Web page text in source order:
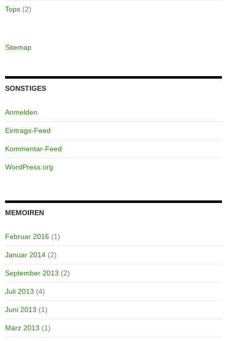
Tops (2)
Sitemap
SONSTIGES
Anmelden
Eintrags-Feed
Kommentar-Feed
WordPress.org
MEMOIREN
Februar 2016 (1)
Januar 2014 (2)
September 2013 (2)
Juli 2013 (4)
Juni 2013 (1)
März 2013 (1)